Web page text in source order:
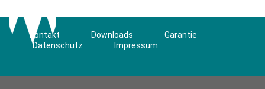
Kontakt Downloads
Garantie
Datenschutz
Impressum